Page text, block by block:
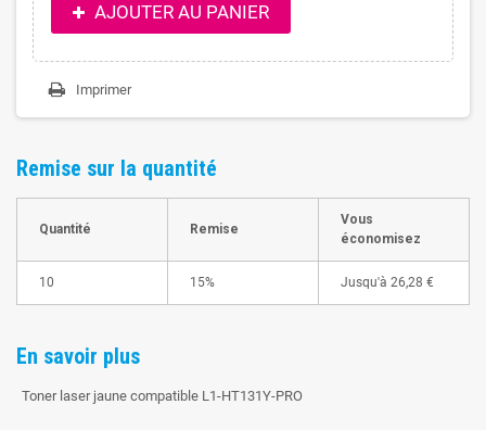
AJOUTER AU PANIER
Imprimer
Remise sur la quantité
Quantité Remise
Vous
économisez
10 15% Jusqu'à 26,28 €
En savoir plus
Toner laser jaune compatible L1-HT131Y-PRO